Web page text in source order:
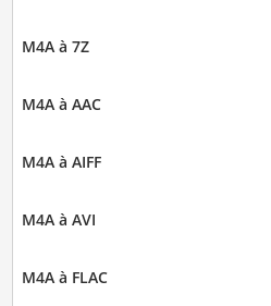
M4A à 7Z
M4A à AAC
M4A à AIFF
M4A à AVI
M4A à FLAC